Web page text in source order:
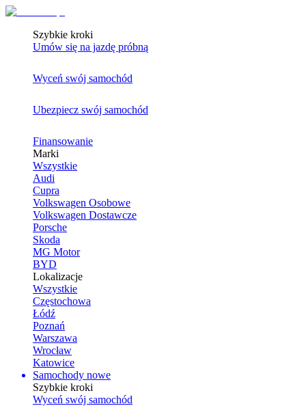
Szybkie kroki
Umów się na jazdę próbną
Wyceń swój samochód
Ubezpiecz swój samochód
Finansowanie
Marki
Wszystkie
Audi
Cupra
Volkswagen Osobowe
Volkswagen Dostawcze
Porsche
Skoda
MG Motor
BYD
Lokalizacje
Wszystkie
Częstochowa
Łódź
Poznań
Warszawa
Wrocław
Katowice
Samochody nowe
Szybkie kroki
Wyceń swój samochód